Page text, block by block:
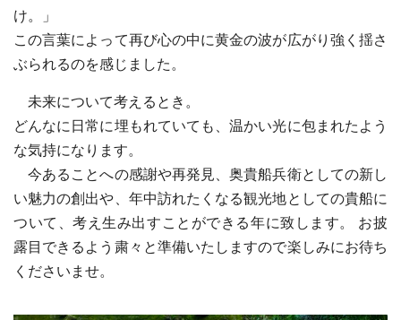
け。」
この言葉によって再び心の中に黄金の波が広がり強く揺さ
ぶられるのを感じました。
未来について考えるとき。
どんなに日常に埋もれていても、温かい光に包まれたよう
な気持になります。
今あることへの感謝や再発見、奥貴船兵衛としての新し
い魅力の創出や、年中訪れたくなる観光地としての貴船に
ついて、考え生み出すことができる年に致します。 お披
露目できるよう粛々と準備いたしますので楽しみにお待ち
くださいませ。